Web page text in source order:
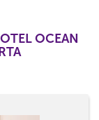
OCEAN